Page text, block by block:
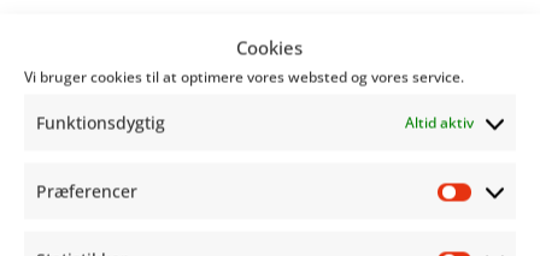
Cookies
Vi bruger cookies til at optimere vores websted og vores service.
Funktionsdygtig Altid aktiv
Præferencer
Copenhagen Comics!
Con